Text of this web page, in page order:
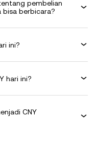
pembelian
bisa berbicara?
ini?
hari ini?
CNY